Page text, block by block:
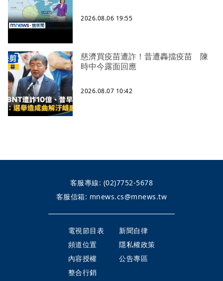
2026.08.06 19:55
慈濟買疫苗遭詐！昔遭轟擋疫苗 陳
時中今露面回應
2026.08.07 10:42
客服專線: (02)7752-5678
客服信箱: mnews.cs@mnews.tw
電視節目表
新聞自律
頻道位置
隱私權政策
內容授權
公告專區
整合行銷